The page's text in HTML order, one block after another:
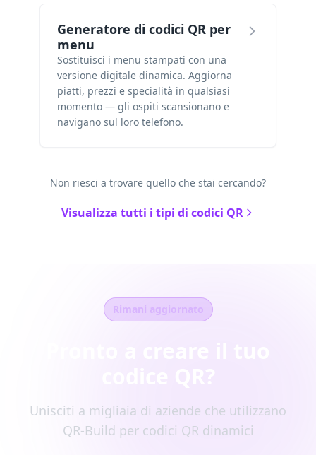
Generatore di codici QR per
menu
Sostituisci i menu stampati con una
versione digitale dinamica. Aggiorna
piatti, prezzi e specialità in qualsiasi
momento — gli ospiti scansionano e
navigano sul loro telefono.
Non riesci a trovare quello che stai cercando?
Visualizza tutti i tipi di codici QR
Rimani aggiornato
Unisciti a migliaia di aziende che utilizzano
QR-Build per codici QR dinamici